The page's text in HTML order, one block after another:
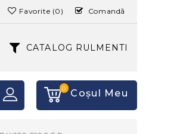
Favorite (0) Comandă
CATALOG RULMENTI
0 Coşul Meu